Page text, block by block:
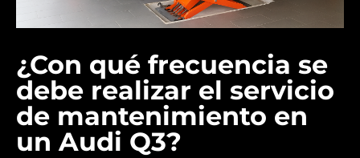
¿Con qué frecuencia se
debe realizar el servicio
de mantenimiento en
un Audi Q3?